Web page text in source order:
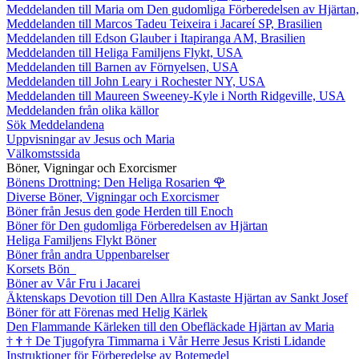
Meddelanden till Maria om Den gudomliga Förberedelsen av
Meddelanden till Marcos Tadeu Teixeira i Jacareí SP, Brasilien
Meddelanden till Edson Glauber i Itapiranga AM, Brasilien
Meddelanden till Heliga Familjens Flykt, USA
Meddelanden till Barnen av Förnyelsen, USA
Meddelanden till John Leary i Rochester NY, USA
Meddelanden till Maureen Sweeney-Kyle i North Ridgeville, USA
Meddelanden från olika källor
Sök Meddelandena
Uppvisningar av Jesus och Maria
Välkomstssida
Böner, Vigningar och Exorcismer
Bönens Drottning: Den Heliga Rosarien 🌹
Diverse Böner, Vigningar och Exorcismer
Böner från Jesus den gode Herden till Enoch
Böner för Den gudomliga Förberedelsen av Hjärtan
Heliga Familjens Flykt Böner
Böner från andra Uppenbarelser
Korsets Bön
Böner av Vår Fru i Jacarei
Äktenskaps Devotion till Den Allra Kastaste Hjärtan av Sankt Josef
Böner för att Förenas med Helig Kärlek
Den Flammande Kärleken till den Obefläckade Hjärtan av Maria
† † † De Tjugofyra Timmarna i Vår Herre Jesus Kristi Lidande
Instruktioner för Förberedelse av Botemedel